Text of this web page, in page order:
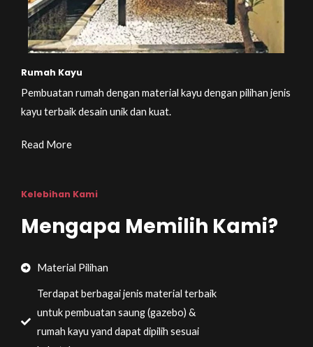
Rumah Kayu
Pembuatan rumah dengan material kayu dengan pilihan jenis
kayu terbaik desain unik dan kuat.
Read More
Kelebihan Kami
Mengapa Memilih Kami?
Material Pilihan
Terdapat berbagai jenis material terbaik
untuk pembuatan saung (gazebo) &
rumah kayu yand dapat dipilih sesuai